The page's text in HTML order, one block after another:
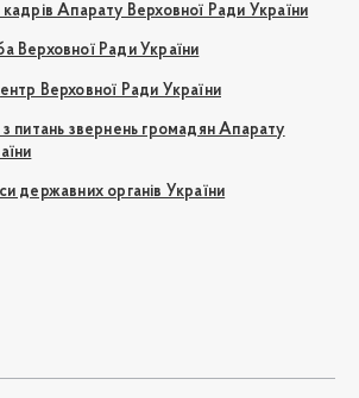
кадрів Апарату Верховної Ради України
Верховної Ради України
Верховної Ради України
з питань звернень громадян Апарату
державних органів України